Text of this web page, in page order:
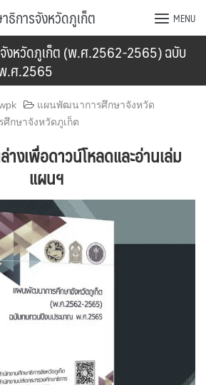
ธิการจังหวัดภูเก็ต MENU
งหวัดภูเก็ต (พ.ศ.2562-2565) ฉบับ
.ศ.2565
แผนพัฒนาการศึกษาจังหวัด
กษาจังหวัดภูเก็ต
งเพื่อดาวน์โหลดและอ่านเล่ม
แผนฯ